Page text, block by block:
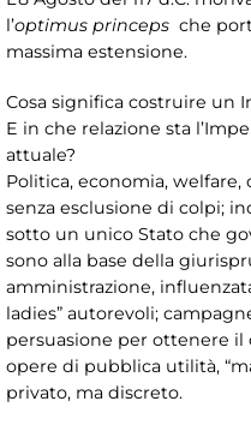
l’optimus princeps che
massima estensione.
Cosa significa costruire un
E in che relazione sta
attuale?
Politica, economia,
senza esclusione di colpi;
sotto un unico Stato che
sono alla base della
amministrazione,
ladies” autorevoli;
persuasione per ottenere il
opere di pubblica utilità,
privato, ma discreto.